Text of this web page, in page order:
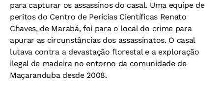
para capturar os assassinos do casal. Uma equipe de
peritos do Centro de Perícias Científicas Renato
Chaves, de Marabá, foi para o local do crime para
apurar as circunstâncias dos assassinatos. O casal
lutava contra a devastação florestal e a exploração
ilegal de madeira no entorno da comunidade de
Maçaranduba desde 2008.